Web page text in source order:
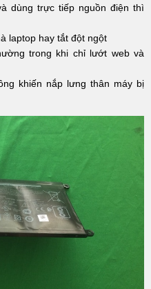
dùng trực tiếp nguồn điện thì
laptop hay tắt đột ngột
trong khi chỉ lướt web và
khiến nắp lưng thân máy bị